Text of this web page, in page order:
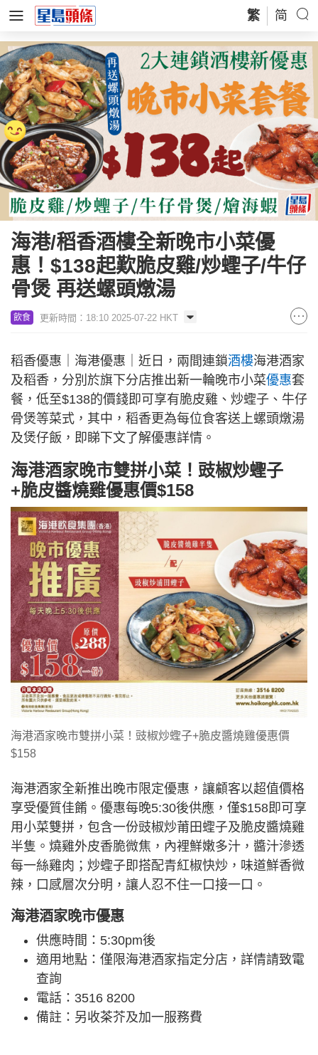
繁 简
海港/稻香酒樓全新晚市小菜優
惠！$138起歎脆皮雞/炒蟶子/牛仔
骨煲 再送螺頭燉湯
飲食 更新時間：18:10 2025-07-22 HKT
稻香優惠｜海港優惠｜近日，兩間連鎖酒樓海港酒家
及稻香，分別於旗下分店推出新一輪晚市小菜優惠套
餐，低至$138的價錢即可享有脆皮雞、炒蟶子、牛仔
骨煲等菜式，其中，稻香更為每位食客送上螺頭燉湯
及煲仔飯，即睇下文了解優惠詳情。
海港酒家晚市雙拼小菜！豉椒炒蟶子
+脆皮醬燒雞優惠價$158
海港酒家晚市雙拼小菜！豉椒炒蟶子+脆皮醬燒雞優惠價
$158
海港酒家全新推出晚市限定優惠，讓顧客以超值價格
享受優質佳餚。優惠每晚5:30後供應，僅$158即可享
用小菜雙拼，包含一份豉椒炒莆田蟶子及脆皮醬燒雞
半隻。燒雞外皮香脆微焦，內裡鮮嫩多汁，醬汁滲透
每一絲雞肉；炒蟶子即搭配青紅椒快炒，味道鮮香微
辣，口感層次分明，讓人忍不住一口接一口。
海港酒家晚市優惠
供應時間：5:30pm後
適用地點：僅限海港酒家指定分店，詳情請致電
查詢
電話：3516 8200
備註：另收茶芥及加一服務費